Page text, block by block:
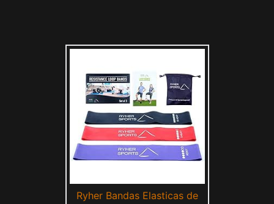
Ryher Bandas Elasticas de